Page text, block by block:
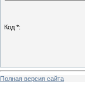
Код *:
Полная версия сайта